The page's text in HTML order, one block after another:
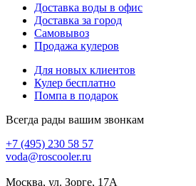
Доставка воды в офис
Доставка за город
Самовывоз
Продажа кулеров
Для новых клиентов
Кулер бесплатно
Помпа в подарок
Всегда рады вашим звонкам
+7 (495) 230 58 57
voda@roscooler.ru
Москва, ул. Зорге, 17А